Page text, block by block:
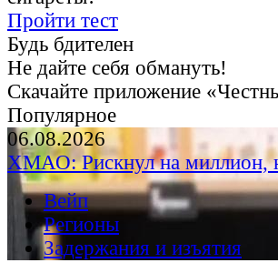
Пройти тест
Будь бдителен
Не дайте себя обмануть!
Скачайте приложение
Популярное
06.08.2026
ХМАО: Рискнул на миллион,
Вейп
Регионы
Задержания и изъятия